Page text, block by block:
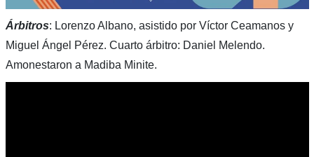
Árbitros: Lorenzo Albano, asistido por Víctor Ceamanos y
Miguel Ángel Pérez. Cuarto árbitro: Daniel Melendo.
Amonestaron a Madiba Minite.